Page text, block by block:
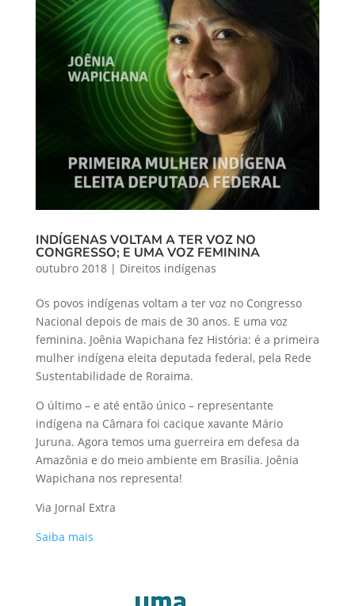
INDÍGENAS VOLTAM A TER VOZ NO
CONGRESSO; E UMA VOZ FEMININA
outubro 2018| Direitos indígenas
Os povos indígenas voltam a ter voz no Congresso
Nacional depois de mais de 30 anos. E uma voz
feminina. Joênia Wapichana fez História: é a primeira
mulher indígena eleita deputada federal, pela Rede
Sustentabilidade de Roraima.
O último – e até então único – representante
indígena na Câmara foi cacique xavante Mário
Juruna. Agora temos uma guerreira em defesa da
Amazônia e do meio ambiente em Brasília. Joênia
Wapichana nos representa!
Via Jornal Extra
Saiba mais